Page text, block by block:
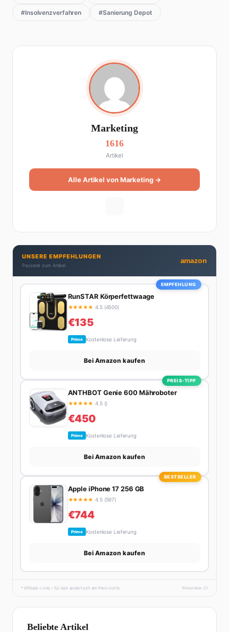
#Insolvenzverfahren #Sanierung Depot
Marketing
1616
Artikel
Alle Artikel von Marketing →
UNSERE EMPFEHLUNGEN
Passend zum Artikel
amazon
EMPFEHLUNG
RunSTAR Körperfettwaage
★★★★★ 4.5 (4500)
€135
Prime Kostenlose Lieferung
Bei Amazon kaufen
PREIS-TIPP
ANTHBOT Genie 600 Mähroboter
★★★★★ 4.5 ()
€450
Prime Kostenlose Lieferung
Bei Amazon kaufen
BESTSELLER
Apple iPhone 17 256 GB
★★★★★ 4.5 (597)
€744
Prime Kostenlose Lieferung
Bei Amazon kaufen
* Affiliate-Links – für dich ändert sich am Preis nichts. fhmonline-21
Beliebte Artikel